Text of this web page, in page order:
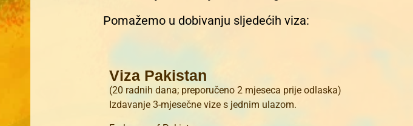
Pomažemo u dobivanju sljedećih viza:
Viza Pakistan
(20 radnih dana; preporučeno 2 mjeseca prije odlaska)
Izdavanje 3-mjesečne vize s jednim ulazom.